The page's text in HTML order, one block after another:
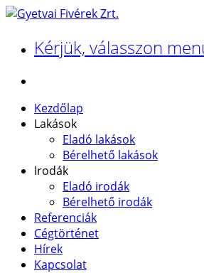
Kérjük, válasszon
Kezdőlap
Lakások
Eladó lakások
Bérelhető lakások
Irodák
Eladó irodák
Bérelhető irodák
Referenciák
Cégtörténet
Hírek
Kapcsolat